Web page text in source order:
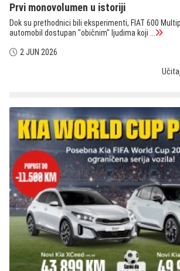
Prvi monovolumen u istoriji
Dok su prethodnici bili eksperimenti, FIAT 600
automobil dostupan "običnim" ljudima koji ...
2 JUN 2026